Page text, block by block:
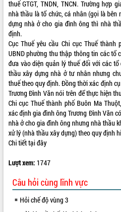
Khơi thông điểm nghẽn, đẩy nhanh
giải ngân vốn khắc phục thiên tai
HĐND tỉnh thông qua điều chỉnh Quy
hoạch tỉnh thời kỳ 2021-2030
Hội thảo góp ý hồ sơ điều chỉnh quy
hoạch tỉnh Đắk Lắk thời kỳ 2021-2030,
tầm nhìn đến năm 2050
Nâng cao hiệu quả hoạt động của các
doanh nghiệp nhà nước
Hội nghị triển khai kết nối mạng
truyền số liệu chuyên dùng phục vụ cơ
quan Đảng, Nhà nước
Lễ phát động chuỗi hoạt động chung
Xã Ea Kar bước chuyển mình trong
công tác cải cách hành chính mô hình
mới
UBND tỉnh họp báo định kỳ tháng 4
năm 2026
thuế GTGT, TNDN, TNCN. Trường hợp
nhà thầu là tổ chức, cá nhân (gọi là bên
dựng nhà ở cho gia đình ông thì nhà
định.
Cục Thuế yêu cầu Chi cục Thuế
UBND phường thu thập thông tin các tổ
đưa vào diện quản lý thuế đối với các
thầu xây dựng nhà ở tư nhân nhưng
thuế theo quy định. Đồng thời xác định
Trương Đình Văn nói trên để thực hiện
Chi cục Thuế thành phố Buôn Ma
xác định gia đình ông Trương Đình Văn
nhà ở cho gia đình ông nhưng nhà thầu
xử lý (nhà thầu xây dựng) theo quy định
Chi tiếttại đây
Lượt xem: 1747
Câu hỏi cùng lĩnh vực
Hỏi chế độ vùng 3